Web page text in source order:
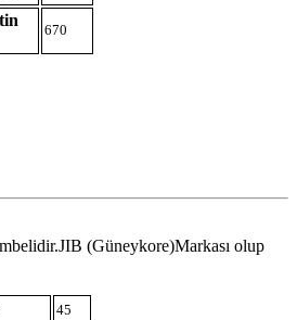
670
(Güneykore)Markası olup
45